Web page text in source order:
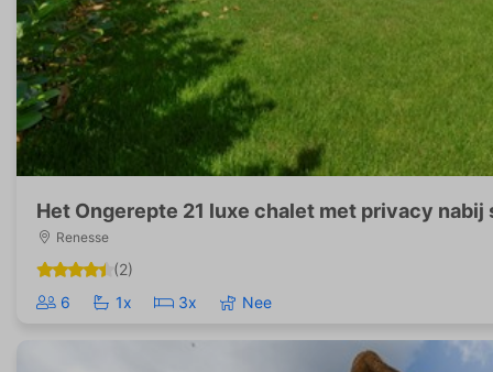
Het Ongerepte 21 luxe chalet met privacy nabij
Renesse
(2)
6
1x 3x Nee